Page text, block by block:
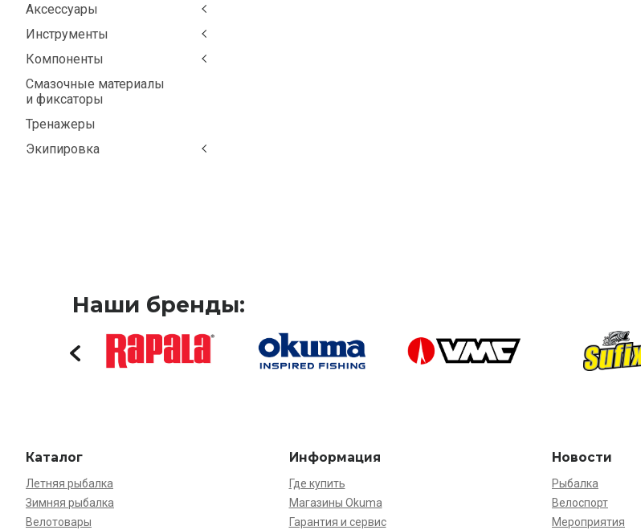
Аксессуары
Инструменты
Компоненты
Смазочные материалы
и фиксаторы
Тренажеры
Экипировка
Наши бренды:
Каталог
Летняя рыбалка
Зимняя рыбалка
Велотовары
Информация
Где купить
Магазины Okuma
Гарантия и сервис
Новости
Рыбалка
Велоспорт
Мероприятия